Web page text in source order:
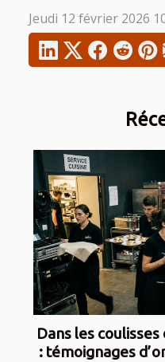
Dans les
: témoignages
Jeudi 12 février 2026